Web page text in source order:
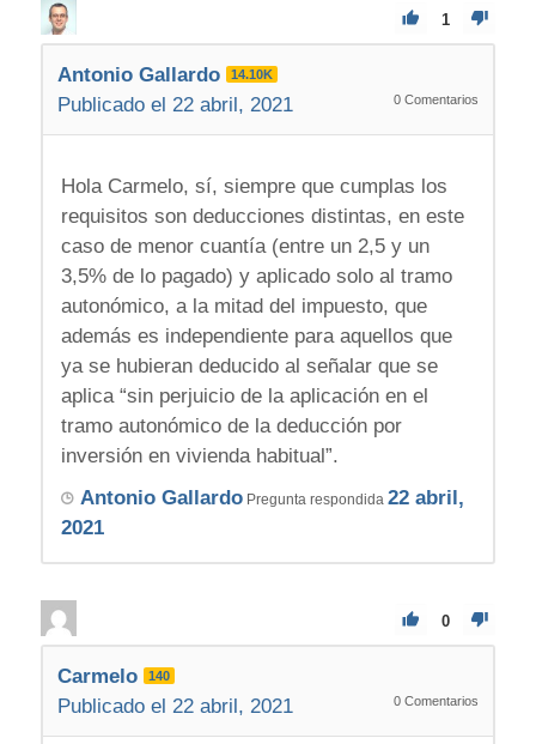
1
Antonio Gallardo 14.10K
Publicado el 22 abril, 2021 0 Comentarios
Hola Carmelo, sí, siempre que cumplas los
requisitos son deducciones distintas, en este
caso de menor cuantía (entre un 2,5 y un
3,5% de lo pagado) y aplicado solo al tramo
autonómico, a la mitad del impuesto, que
además es independiente para aquellos que
ya se hubieran deducido al señalar que se
aplica “sin perjuicio de la aplicación en el
tramo autonómico de la deducción por
inversión en vivienda habitual”.
Antonio GallardoPregunta respondida 22 abril,
2021
0
Carmelo 140
Publicado el 22 abril, 2021 0 Comentarios